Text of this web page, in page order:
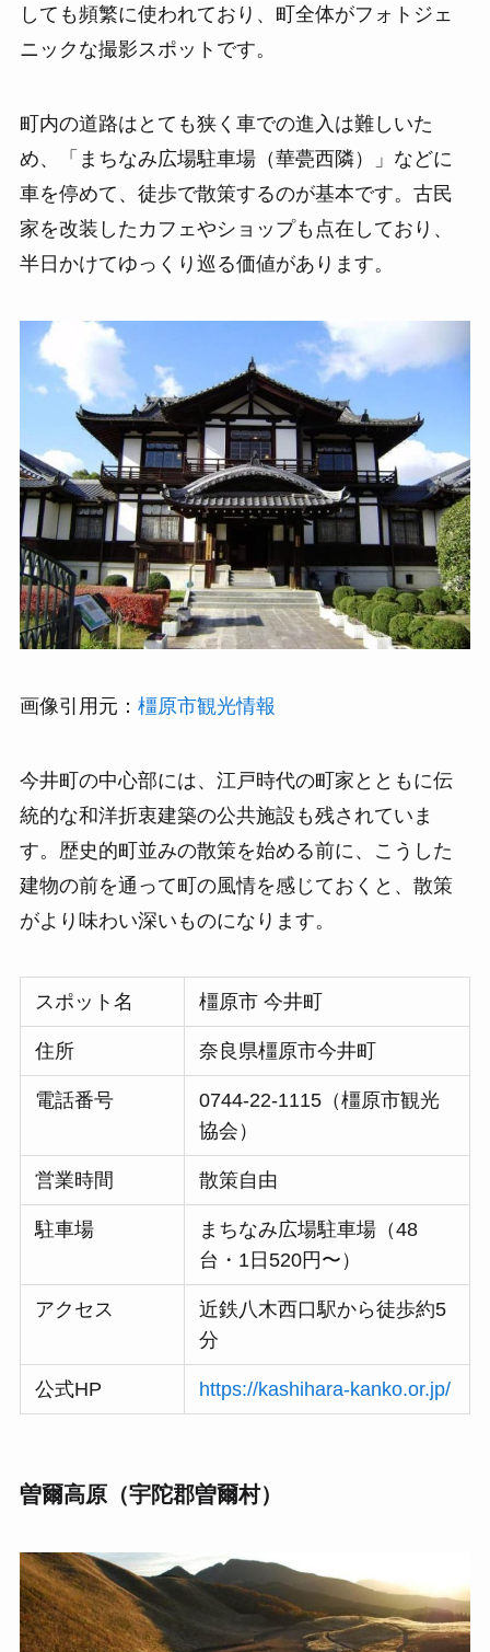
しても頻繁に使われており、町全体がフォトジェ
ニックな撮影スポットです。
町内の道路はとても狭く車での進入は難しいた
め、「まちなみ広場駐車場（華甍西隣）」などに
車を停めて、徒歩で散策するのが基本です。古民
家を改装したカフェやショップも点在しており、
半日かけてゆっくり巡る価値があります。
画像引用元： 橿原市観光情報
今井町の中心部には、江戸時代の町家とともに伝
統的な和洋折衷建築の公共施設も残されていま
す。歴史的町並みの散策を始める前に、こうした
建物の前を通って町の風情を感じておくと、散策
がより味わい深いものになります。
スポット名 橿原市 今井町
住所 奈良県橿原市今井町
電話番号
0744-22-1115（橿原市観光
協会）
営業時間 散策自由
駐車場
まちなみ広場駐車場（48
台・1日520円〜）
アクセス
近鉄八木西口駅から徒歩約5
分
公式HP https://kashihara-kanko.or.jp/
曽爾高原（宇陀郡曽爾村）